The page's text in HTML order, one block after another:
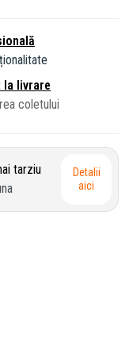
la livrare
coletului
tarziu
Detalii
aici